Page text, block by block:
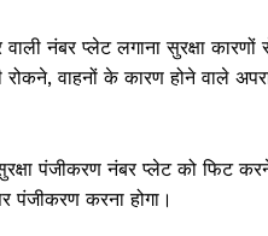
वाली नंबर प्लेट लगाना सुरक्षा
वाहनों के कारण होने वाले
पंजीकरण नंबर प्लेट को फिट
करना होगा।